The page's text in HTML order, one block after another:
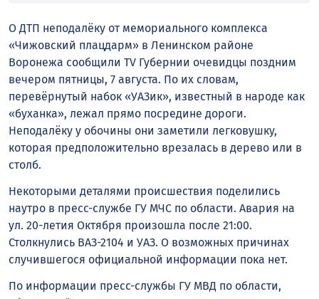
О ДТП неподалёку от мемориального комплекса
«Чижовский плацдарм» в Ленинском районе
Воронежа сообщили TV Губернии очевидцы поздним
вечером пятницы, 7 августа. По их словам,
перевёрнутый набок «УАЗик», известный в народе как
«буханка», лежал прямо посредине дороги.
Неподалёку у обочины они заметили легковушку,
которая предположительно врезалась в дерево или в
столб.
Некоторыми деталями происшествия поделились
наутро в пресс-службе ГУ МЧС по области. Авария на
ул. 20-летия Октября произошла после 21:00.
Столкнулись ВАЗ-2104 и УАЗ. О возможных причинах
случившегося официальной информации пока нет.
По информации пресс-службы ГУ МВД по области,